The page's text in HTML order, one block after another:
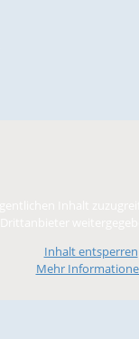
Inhalt entsperren
Mehr